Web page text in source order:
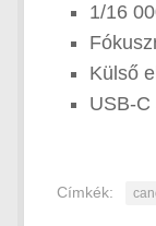
1/16
Külső
USB-
Címkék: